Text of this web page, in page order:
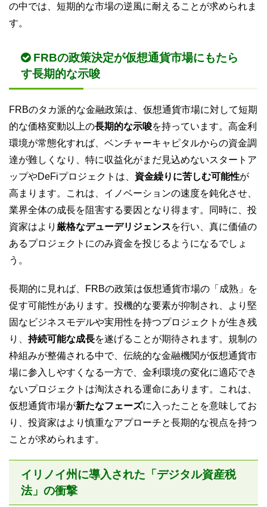
の中では、短期的な市場の逆風に耐えることが求められま
す。
FRBの政策決定が仮想通貨市場にもたら
す長期的な示唆
FRBのタカ派的な金融政策は、仮想通貨市場に対して短期
的な価格変動以上の長期的な示唆を持っています。高金利
環境が常態化すれば、ベンチャーキャピタルからの資金調
達が難しくなり、特に収益化がまだ見込めないスタートア
ップやDeFiプロジェクトは、 資金繰りに苦しむ可能性が
高まります。これは、イノベーションの速度を鈍化させ、
業界全体の成長を阻害する要因となり得ます。同時に、投
資家はより 厳格なデューデリジェンスを行い、真に価値の
あるプロジェクトにのみ資金を投じるようになるでしょ
う。
長期的に見れば、FRBの政策は仮想通貨市場の「成熟」を
促す可能性があります。投機的な要素が抑制され、より堅
固なビジネスモデルや実用性を持つプロジェクトが生き残
り、 持続可能な成長を遂げることが期待されます。規制の
枠組みが整備される中で、伝統的な金融機関が仮想通貨市
場に参入しやすくなる一方で、金利環境の変化に適応でき
ないプロジェクトは淘汰される運命にあります。これは、
仮想通貨市場が新たなフェーズに入ったことを意味してお
り、投資家はより慎重なアプローチと長期的な視点を持つ
ことが求められます。
イリノイ州に導入された「デジタル資産税
法」の衝撃